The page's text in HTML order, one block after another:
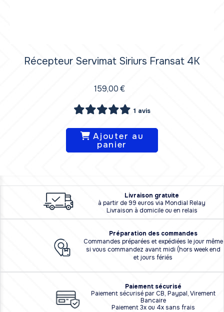
Récepteur Servimat Siriurs Fransat 4K
159,00€
1 avis
Ajouter au
panier
Livraison gratuite
à partir de 99 euros via Mondial Relay
Livraison à domicile ou en relais
Préparation des commandes
Commandes préparées et expédiées le jour même
si vous commandez avant midi (hors week end
et jours fériés
Paiement sécurisé
Paiement sécurisé par CB, Paypal, Virement
Bancaire
Paiement 3x ou 4x sans frais